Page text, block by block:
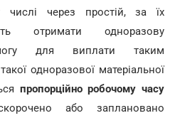
числі через простій, за їх
отримати одноразову
для виплати таким
одноразової матеріальної
пропорційно робочому часу
або заплановано